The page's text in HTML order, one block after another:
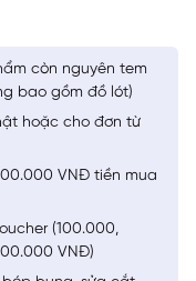
còn nguyên tem
bao gồm đồ lót)
hoặc cho đơn từ
VNĐ tiền mua
(100.000,
VNĐ)